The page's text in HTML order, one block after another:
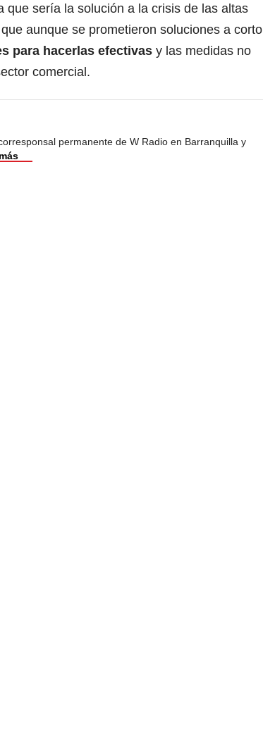
que sería la solución a la crisis de las altas
aunque se prometieron soluciones a corto
para hacerlas efectivas y las medidas no
comercial.
permanente de W Radio en Barranquilla y